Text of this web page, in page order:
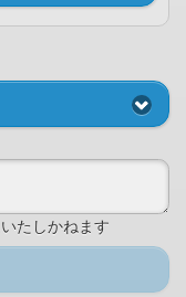
たしかねます